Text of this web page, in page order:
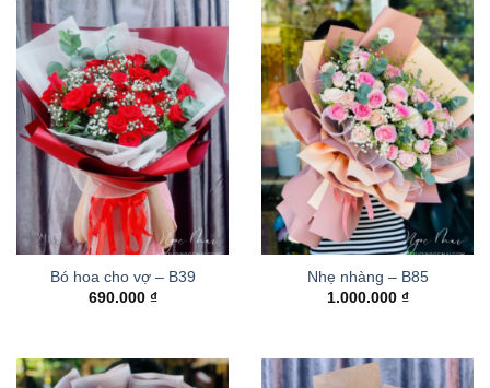
Bó hoa cho vợ – B39
690.000 ₫
Nhẹ nhàng – B85
1.000.000 ₫